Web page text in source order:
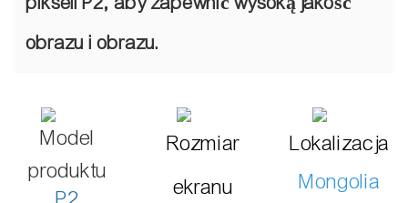
obrazu i obrazu.
Model
produktu
Rozmiar
ekranu
Lokalizacja
Mongolia